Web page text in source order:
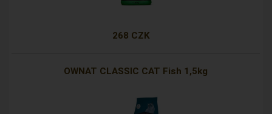
268 CZK
OWNAT CLASSIC CAT Fish 1,5kg